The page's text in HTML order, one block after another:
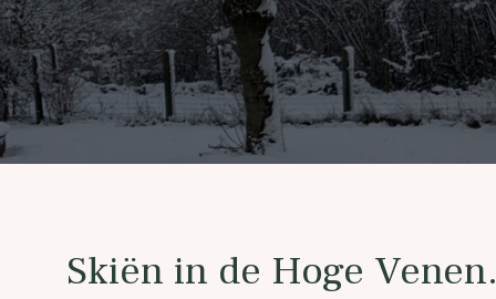
Skiën in de Hoge